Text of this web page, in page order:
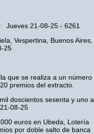
21-08-25 - 6261
Vespertina, Buenos Aires,
25
que se realiza a un número
premios del extracto.
doscientos sesenta y uno a
08-25
euros en Ubeda, Lotería
por doble salto de banca